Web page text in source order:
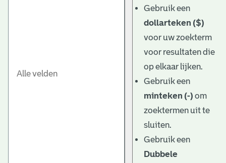
Gebruik een
dollarteken ($)
voor uw zoekterm
voor resultaten die
op elkaar lijken.
Gebruik een
minteken (-) om
zoektermen uit te
sluiten.
Gebruik een
Dubbele